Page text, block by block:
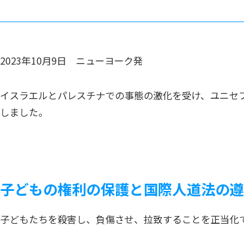
2023年10月9日 ニューヨーク発
イスラエルとパレスチナでの事態の激化を受け、ユニ
しました。
子どもの権利の保護と国際人道法の
子どもたちを殺害し、負傷させ、拉致することを正当化